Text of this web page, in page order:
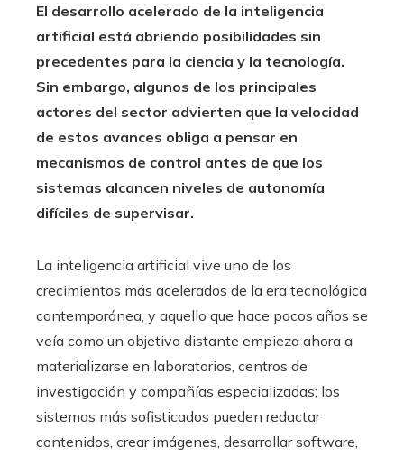
El desarrollo acelerado de la inteligencia
artificial está abriendo posibilidades sin
precedentes para la ciencia y la tecnología.
Sin embargo, algunos de los principales
actores del sector advierten que la velocidad
de estos avances obliga a pensar en
mecanismos de control antes de que los
sistemas alcancen niveles de autonomía
difíciles de supervisar.
La inteligencia artificial vive uno de los
crecimientos más acelerados de la era tecnológica
contemporánea, y aquello que hace pocos años se
veía como un objetivo distante empieza ahora a
materializarse en laboratorios, centros de
investigación y compañías especializadas; los
sistemas más sofisticados pueden redactar
contenidos, crear imágenes, desarrollar software,